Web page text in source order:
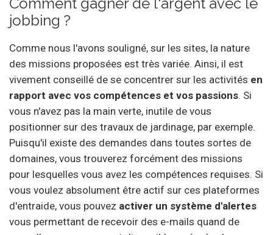
jobbing ?
Comme nous l'avons souligné, sur les sites, la nature
des missions proposées est très variée. Ainsi, il est
vivement conseillé de se concentrer sur les activités en
rapport avec vos compétences et vos passions. Si
vous n'avez pas la main verte, inutile de vous
positionner sur des travaux de jardinage, par exemple.
Puisqu'il existe des demandes dans toutes sortes de
domaines, vous trouverez forcément des missions
pour lesquelles vous avez les compétences requises. Si
vous voulez absolument être actif sur ces plateformes
d'entraide, vous pouvez activer un système d'alertes
vous permettant de recevoir des e-mails quand de